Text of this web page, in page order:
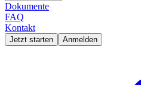
Dokumente
FAQ
Kontakt
Jetzt starten Anmelden